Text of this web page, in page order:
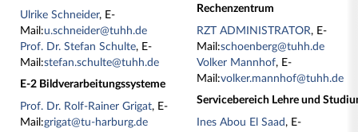
Ulrike Schneider, E-
Mail:u.schneider@tuhh.de
Prof. Dr. Stefan Schulte, E-
Mail:stefan.schulte@tuhh.de
E-2 Bildverarbeitungssysteme
Prof. Dr. Rolf-Rainer Grigat, E-
Mail:grigat@tu-harburg.de
Rechenzentrum
RZT ADMINISTRATOR, E-
Mail:schoenberg@tuhh.de
Volker Mannhof, E-
Mail:volker.mannhof@tuhh.de
Servicebereich Lehre und
Ines Abou El Saad, E-